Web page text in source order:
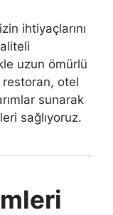
ihtiyaçlarını
uzun ömürlü
otel
sunarak
sağlıyoruz.